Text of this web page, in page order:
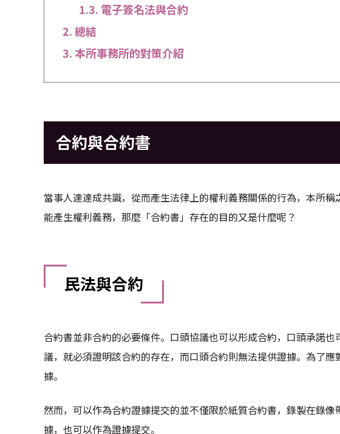
電子簽名法與合約
總結
本所事務所的對策介紹
合約與合約書
當事人達達成共識，從而產生法律上的權利義務關係的行為，本所
能產生權利義務，那麼「合約書」存在的目的又是什麼呢？
民法與合約
合約書並非合約的必要條件。口頭協議也可以形成合約，口頭承諾
議，就必須證明該合約的存在，而口頭合約則無法提供證據。為了
據。
然而，可以作為合約證據提交的並不僅限於紙質合約書，錄製在錄
據，也可以作為證據提交。